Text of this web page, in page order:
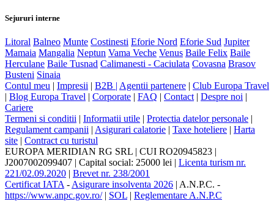
Sejururi interne
Litoral Balneo Munte Costinesti Eforie Nord Eforie Sud Jupiter
Mamaia Mangalia Neptun Vama Veche Venus Baile Felix Baile
Herculane Baile Tusnad Calimanesti - Caciulata Covasna Brasov
Busteni Sinaia
Contul meu | Impresii | B2B | Agentii partenere | Club Europa Travel
| Blog Europa Travel | Corporate | FAQ | Contact | Despre noi |
Cariere
Termeni si conditii | Informatii utile | Protectia datelor personale |
Regulament campanii | Asigurari calatorie | Taxe hoteliere | Harta
site | Contract cu turistul
EUROPA MERIDIAN RG SRL | CUI RO20945823 |
J2007002099407 | Capital social: 25000 lei | Licenta turism nr.
221/02.09.2020 | Brevet nr. 238/2001
Certificat IATA - Asigurare insolventa 2026 | A.N.P.C. -
https://www.anpc.gov.ro/| SOL | Reglementare A.N.P.C